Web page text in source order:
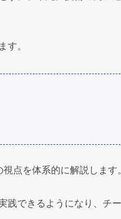
す。
点を体系的に解説します
践できるようになり、チ